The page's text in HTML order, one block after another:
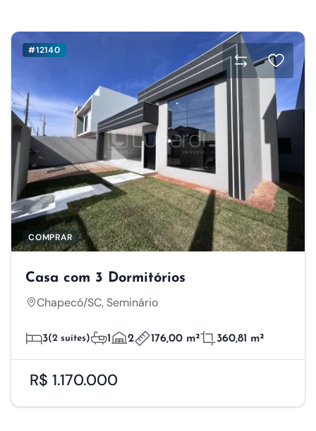
#12140
COMPRAR
Casa com 3 Dormitórios
Chapecó/SC, Seminário
3(2 suítes) 1 2 176,00 m² 360,81 m²
R$ 1.170.000